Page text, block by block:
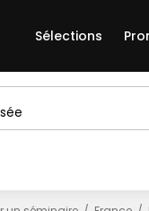
Sélections